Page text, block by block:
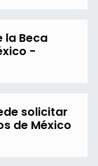
la Beca
-
solicitar
de México